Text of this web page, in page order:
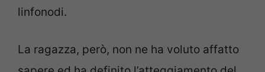
linfonodi.
La ragazza, però, non ne ha voluto affatto